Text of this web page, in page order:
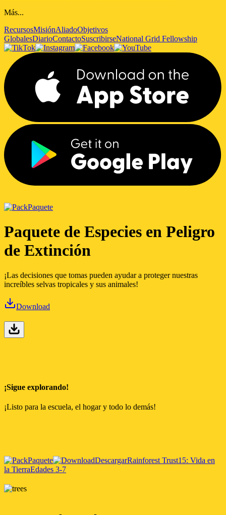
Más...
RecursosMisiónAliadoObjetivos
GlobalesDiarioContactoSuscribirseNational Grid Fellowship
Paquete
Paquete de Especies en Peligro
de Extinción
¡Las decisiones que tomas pueden ayudar a proteger nuestras
increíbles selvas tropicales y sus animales!
Download
¡Sigue explorando!
¡Listo para la escuela, el hogar y todo lo demás!
Paquete DescargarRainforest Trust15: Vida en
la TierraEdades 3-7